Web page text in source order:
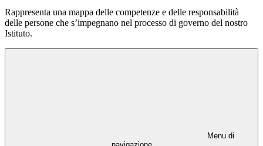
Rappresenta una mappa delle competenze e delle responsabilità
delle persone che s’impegnano nel processo di governo del nostro
Istituto.
Menu di